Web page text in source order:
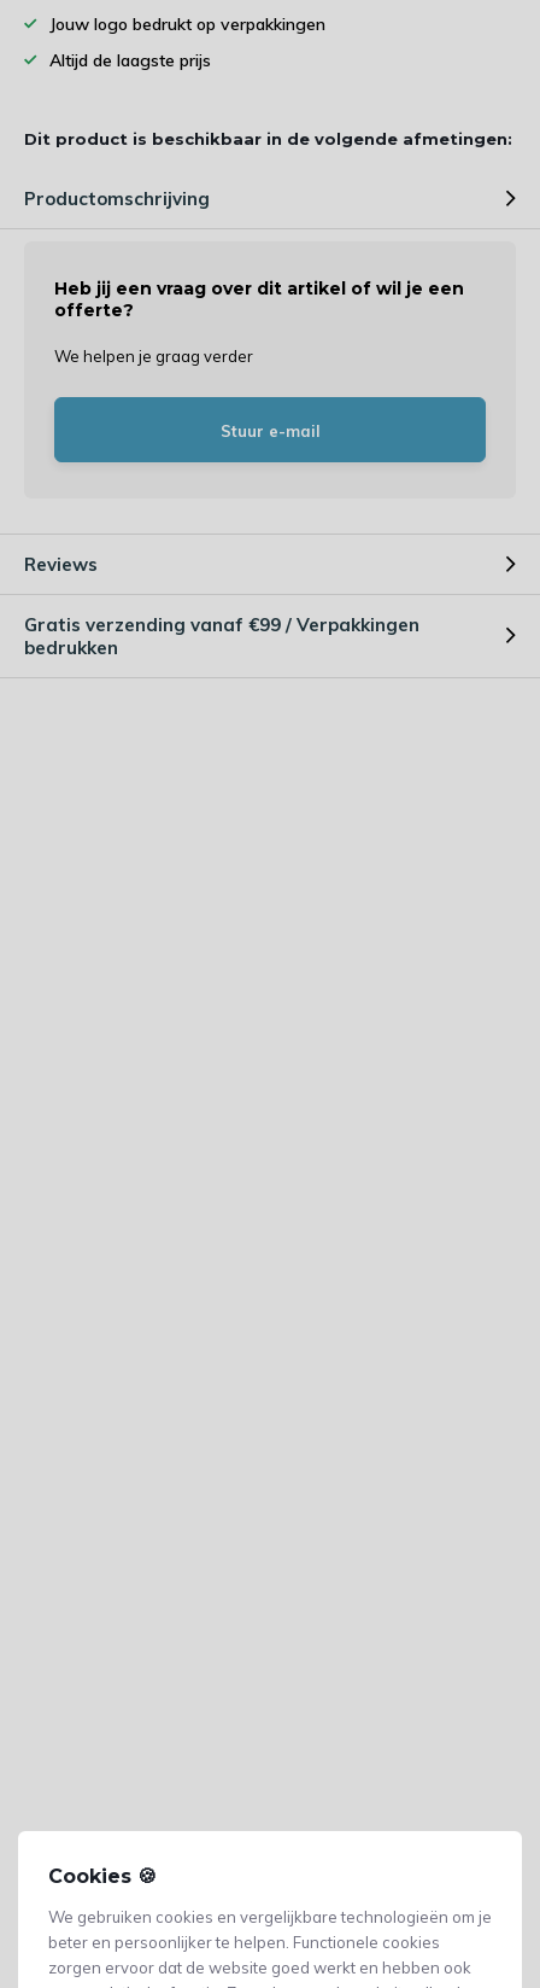
Cookies 🍪
We gebruiken cookies en vergelijkbare technologieën om je
beter en persoonlijker te helpen. Functionele cookies
zorgen ervoor dat de website goed werkt en hebben ook
Jouw logo bedrukt op verpakkingen
Altijd de laagste prijs
Dit product is beschikbaar in de volgende afmetingen:
Productomschrijving
Heb jij een vraag over dit artikel of wil je een
offerte?
We helpen je graag verder
Stuur e-mail
Reviews
Gratis verzending vanaf €99 / Verpakkingen
bedrukken